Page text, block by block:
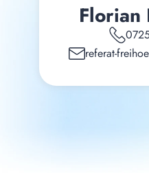
Florian
referat-